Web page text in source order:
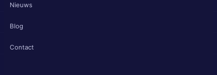
Nieuws
Blog
Contact